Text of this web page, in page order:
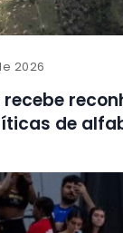
2026
recebe
de